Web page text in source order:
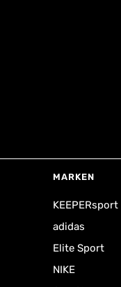
MARKEN
KEEPERsport
adidas
Elite Sport
NIKE